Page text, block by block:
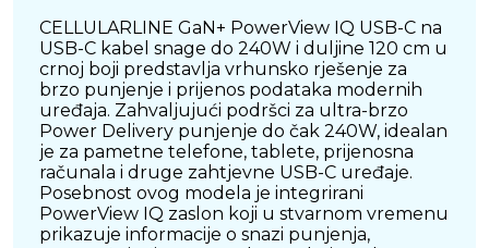
CELLULARLINE GaN+ PowerView IQ USB-C na
USB-C kabel snage do 240W i duljine 120 cm u
crnoj boji predstavlja vrhunsko rješenje za
brzo punjenje i prijenos podataka modernih
uređaja. Zahvaljujući podršci za ultra-brzo
Power Delivery punjenje do čak 240W, idealan
je za pametne telefone, tablete, prijenosna
računala i druge zahtjevne USB-C uređaje.
Posebnost ovog modela je integrirani
PowerView IQ zaslon koji u stvarnom vremenu
prikazuje informacije o snazi punjenja,